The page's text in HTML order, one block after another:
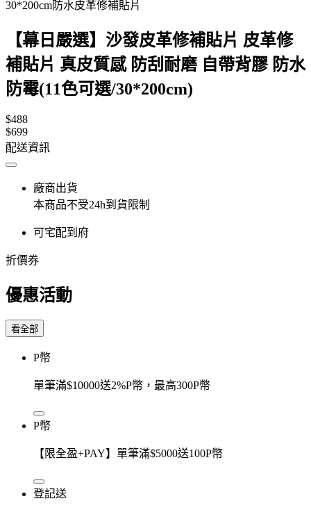
30*200cm防水皮革修補貼片
【幕日嚴選】沙發皮革修補貼片 皮革修
補貼片 真皮質感 防刮耐磨 自帶背膠 防水
防霉(11色可選/30*200cm)
$488
$699
配送資訊
廠商出貨
本商品不受24h到貨限制
可宅配到府
折價券
優惠活動
看全部
P幣
單筆滿$10000送2%P幣，最高300P幣
P幣
【限全盈+PAY】單筆滿$5000送100P幣
登記送